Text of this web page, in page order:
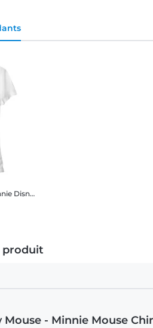
Disney - Mickey Mouse - Minnie Mouse Chinese Minnie - Femme T-shirt
produit
Mouse - Minnie Mouse